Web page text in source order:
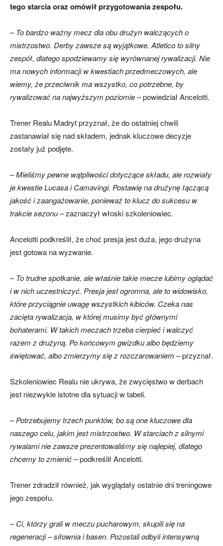
tego starcia oraz omówił przygotowania zespołu.
– To bardzo ważny mecz dla obu drużyn walczących o
mistrzostwo. Derby zawsze są wyjątkowe. Atletico to silny
zespół, dlatego spodziewamy się wyrównanej rywalizacji. Nie
ma nowych informacji w kwestiach przedmeczowych, ale
wiemy, że przeciwnik ma wszystko, co potrzebne, by
rywalizować na najwyższym poziomie –powiedział Ancelotti.
Trener Realu Madryt przyznał, że do ostatniej chwili
zastanawiał się nad składem, jednak kluczowe decyzje
zostały już podjęte.
– Mieliśmy pewne wątpliwości dotyczące składu, ale rozwiały
je kwestie Lucasa i Camavingi. Postawię na drużynę łączącą
jakość i zaangażowanie, ponieważ to klucz do sukcesu w
trakcie sezonu –zaznaczył włoski szkoleniowiec.
Ancelotti podkreślił, że choć presja jest duża, jego drużyna
jest gotowa na wyzwanie.
– To trudne spotkanie, ale właśnie takie mecze lubimy oglądać
i w nich uczestniczyć. Presja jest ogromna, ale to widowisko,
które przyciągnie uwagę wszystkich kibiców. Czeka nas
zacięta rywalizacja, w której musimy być głównymi
bohaterami. W takich meczach trzeba cierpieć i walczyć
razem z drużyną. Po końcowym gwizdku albo będziemy
świętować, albo zmierzymy się z rozczarowaniem –przyznał.
Szkoleniowiec Realu nie ukrywa, że zwycięstwo w derbach
jest niezwykle istotne dla sytuacji w tabeli.
– Potrzebujemy trzech punktów, bo są one kluczowe dla
naszego celu, jakim jest mistrzostwo. W starciach z silnymi
rywalami nie zawsze prezentowaliśmy się najlepiej, dlatego
chcemy to zmienić –podkreślił Ancelotti.
Trener zdradził również, jak wyglądały ostatnie dni treningowe
jego zespołu.
– Ci, którzy grali w meczu pucharowym, skupili się na
regeneracji – siłownia i basen. Pozostali odbyli intensywną